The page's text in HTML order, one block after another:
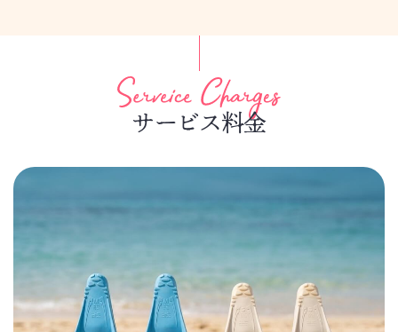
サービス料金